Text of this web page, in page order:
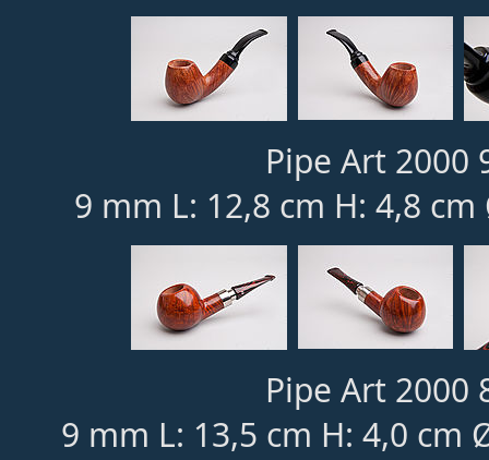
Pipe Art 2000
9 mm L: 12,8 cm H: 4,8
Pipe Art 2000
9 mm L: 13,5 cm H: 4,0 cm